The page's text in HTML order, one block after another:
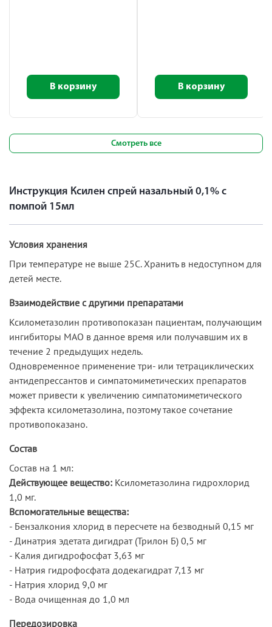
В корзину В корзину
Смотреть все
Инструкция Ксилен спрей назальный 0,1% с
помпой 15мл
Условия хранения
При температуре не выше 25С. Хранить в недоступном для
детей месте.
Взаимодействие с другими препаратами
Ксилометазолин противопоказан пациентам, получающим
ингибиторы МАО в данное время или получавшим их в
течение 2 предыдущих недель.
Одновременное применение три- или тетрациклических
антидепрессантов и симпатомиметических препаратов
может привести к увеличению симпатомиметического
эффекта ксилометазолина, поэтому такое сочетание
противопоказано.
Состав
Состав на 1 мл:
Действующее вещество: Ксилометазолина гидрохлорид
1,0 мг.
Вспомогательные вещества:
- Бензалкония хлорид в пересчете на безводный 0,15 мг
- Динатрия эдетата дигидрат (Трилон Б) 0,5 мг
- Калия дигидрофосфат 3,63 мг
- Натрия гидрофосфата додекагидрат 7,13 мг
- Натрия хлорид 9,0 мг
- Вода очищенная до 1,0 мл
Передозировка